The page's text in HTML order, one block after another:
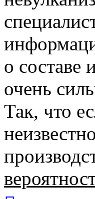
о составе
очень
Так, что